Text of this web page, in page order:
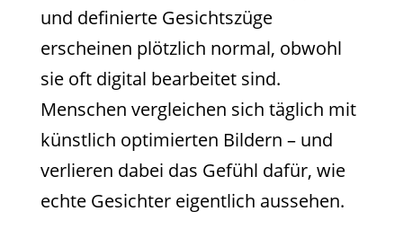
und definierte Gesichtszüge
erscheinen plötzlich normal, obwohl
sie oft digital bearbeitet sind.
Menschen vergleichen sich täglich mit
künstlich optimierten Bildern – und
verlieren dabei das Gefühl dafür, wie
echte Gesichter eigentlich aussehen.